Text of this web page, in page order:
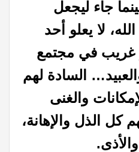
جاء ليجعل
لا يعلو أحد
غريب في مجتمع
السادة لهم
والغنى
كل الذل والإهانة،